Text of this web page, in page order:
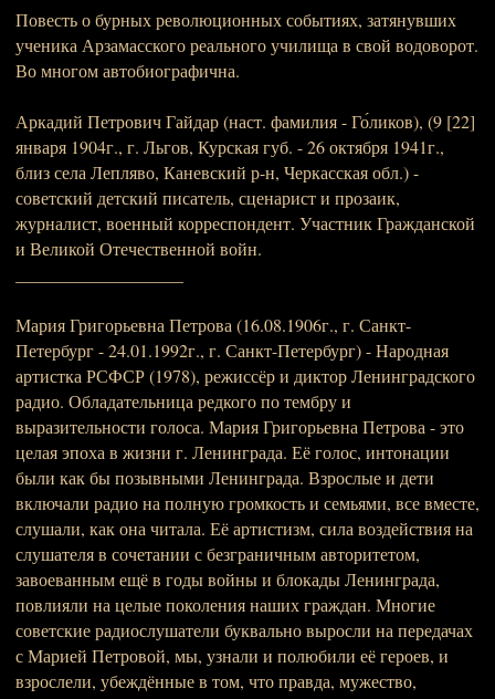
Повесть о бурных революционных событиях, затянувших
ученика Арзамасского реального училища в свой водоворот.
Во многом автобиографична.
Аркадий Петрович Гайдар (наст. фамилия - Го́ликов), (9 [22]
января 1904г., г. Льгов, Курская губ. - 26 октября 1941г.,
близ села Лепляво, Каневский р-н, Черкасская обл.) -
советский детский писатель, сценарист и прозаик,
журналист, военный корреспондент. Участник Гражданской
и Великой Отечественной войн.
Мария Григорьевна Петрова (16.08.1906г., г. Санкт-
Петербург - 24.01.1992г., г. Санкт-Петербург) - Народная
артистка РСФСР (1978), режиссёр и диктор Ленинградского
радио. Обладательница редкого по тембру и
выразительности голоса. Мария Григорьевна Петрова - это
целая эпоха в жизни г. Ленинграда. Её голос, интонации
были как бы позывными Ленинграда. Взрослые и дети
включали радио на полную громкость и семьями, все вместе,
слушали, как она читала. Её артистизм, сила воздействия на
слушателя в сочетании с безграничным авторитетом,
завоеванным ещё в годы войны и блокады Ленинграда,
повлияли на целые поколения наших граждан. Многие
советские радиослушатели буквально выросли на передачах
с Марией Петровой, мы, узнали и полюбили её героев, и
взрослели, убеждённые в том, что правда, мужество,